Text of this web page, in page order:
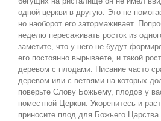
одной церкви в другую. Это не
но наоборот его затормаживает.
неделю пересаживать росток из
заметите, что у него не будут
его постоянно вырываете, и такой
деревом с плодами. Писание часто
деревом или с ветвями на которых
поверьте Слову Божьему, плодов у
поместной Церкви. Укоренитесь и
приносите плод для Божьего